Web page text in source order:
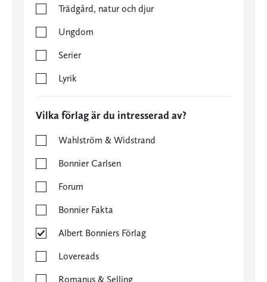
Trädgård, natur och djur
Ungdom
Serier
Lyrik
Vilka förlag är du intresserad av?
Wahlström & Widstrand
Bonnier Carlsen
Forum
Bonnier Fakta
Albert Bonniers Förlag
Lovereads
Romanus & Selling